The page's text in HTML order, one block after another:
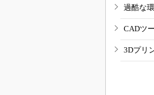
過酷な
CADツ
3Dプリ